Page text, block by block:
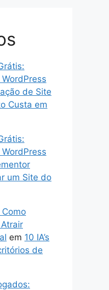
de Site
Custa em
um Site do
em 10 IA’s
de